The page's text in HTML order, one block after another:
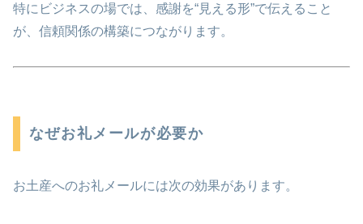
特にビジネスの場では、感謝を“見える形”で伝えること
が、信頼関係の構築につながります。
なぜお礼メールが必要か
お土産へのお礼メールには次の効果があります。